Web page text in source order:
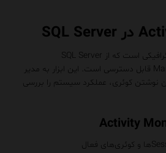
Activity Monitor یک ابزار گرافیکی است که از SQL Server
Management Studio (SSMS) قابل دسترسی است. این ابزار به مدیر
نوشتن کوئری، عملکرد سیستم را بررسی